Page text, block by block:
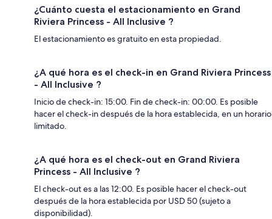
¿Cuánto cuesta el estacionamiento en Grand
Riviera Princess - All Inclusive ?
El estacionamiento es gratuito en esta propiedad.
¿A qué hora es el check-in en Grand Riviera Princess
- All Inclusive ?
Inicio de check-in: 15:00. Fin de check-in: 00:00. Es posible
hacer el check-in después de la hora establecida, en un horario
limitado.
¿A qué hora es el check-out en Grand Riviera
Princess - All Inclusive ?
El check-out es a las 12:00. Es posible hacer el check-out
después de la hora establecida por USD 50 (sujeto a
disponibilidad).